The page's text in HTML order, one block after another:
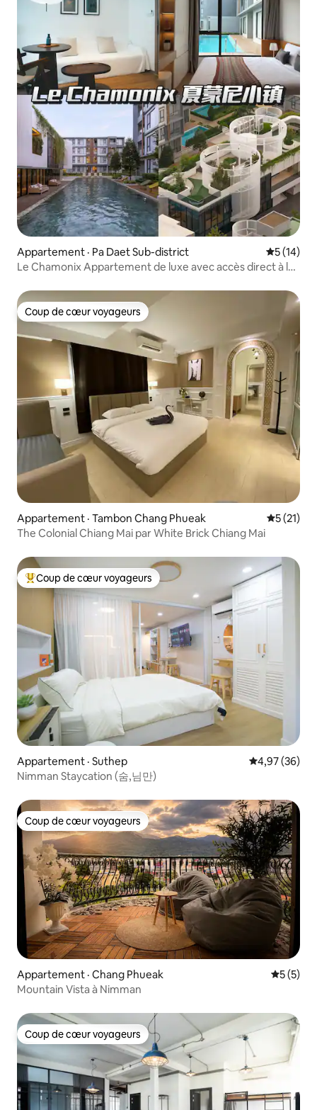
Appartement · Pa Daet Sub-district Note
5 (14)
Le Chamonix Appartement de luxe avec accès direct à la
Coup de cœur voyageurs
Coup de cœur voyageurs
Appartement · Tambon Chang Phueak Note
5 (21)
The Colonial Chiang Mai par White Brick Chiang Mai
Coup de cœur voyageurs parmi les plus aimés
Coup de cœur voyageurs
Appartement · Suthep Note
4,97 (36)
Nimman Staycation (숨,님만)
Coup de cœur voyageurs
Coup de cœur voyageurs
Appartement · Chang Phueak Note
5 (5)
Mountain Vista à Nimman
Coup de cœur voyageurs
Coup de cœur voyageurs